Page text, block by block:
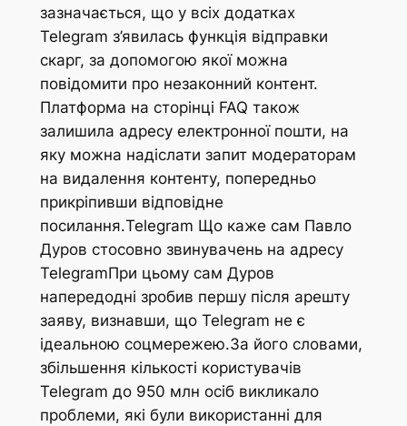
зазначається, що у всіх додатках
Telegram з’явилась функція відправки
скарг, за допомогою якої можна
повідомити про незаконний контент.
Платформа на сторінці FAQ також
залишила адресу електронної пошти, на
яку можна надіслати запит модераторам
на видалення контенту, попередньо
прикріпивши відповідне
посилання.Telegram Що каже сам Павло
Дуров стосовно звинувачень на адресу
TelegramПри цьому сам Дуров
напередодні зробив першу після арешту
заяву, визнавши, що Telegram не є
ідеальною соцмережею.За його словами,
збільшення кількості користувачів
Telegram до 950 млн осіб викликало
проблеми, які були використанні для